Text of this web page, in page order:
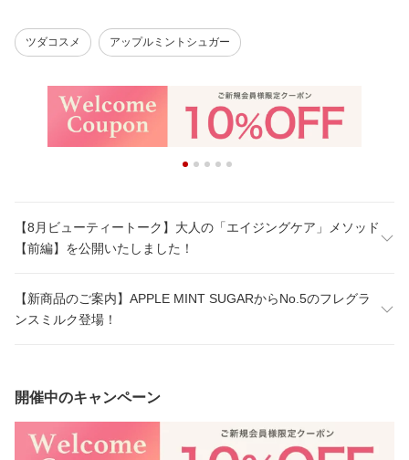
ツダコスメ アップルミントシュガー
【8月ビューティートーク】大人の「エイジングケア」メソッド
【前編】を公開いたしました！
【新商品のご案内】APPLE MINT SUGARからNo.5のフレグラ
ンスミルク登場！
開催中のキャンペーン